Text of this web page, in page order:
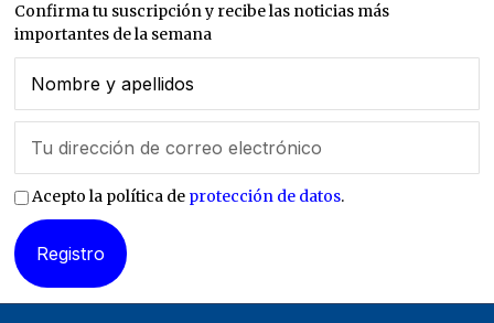
Confirma tu suscripción y recibe las noticias más
importantes de la semana
Acepto la política de protección de datos.